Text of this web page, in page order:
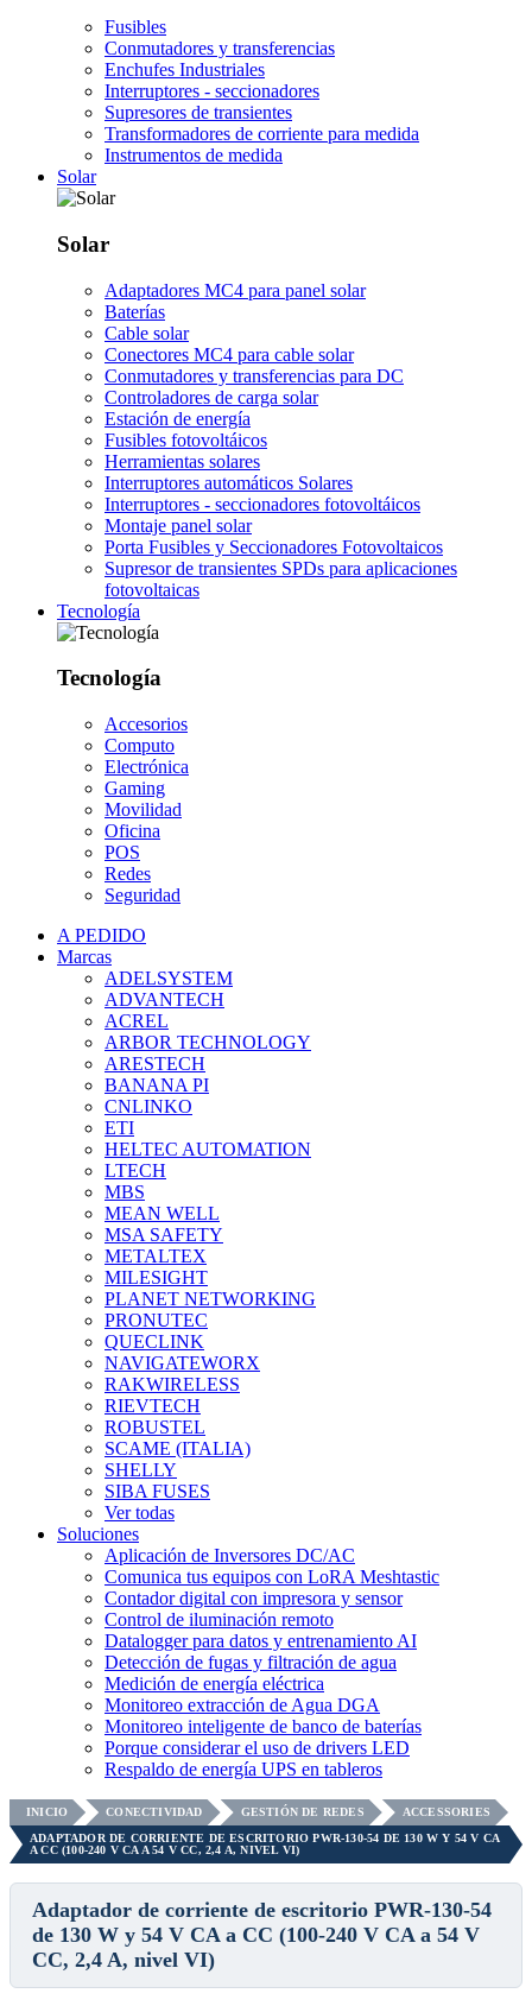
Fusibles
Conmutadores y transferencias
Enchufes Industriales
Interruptores - seccionadores
Supresores de transientes
Transformadores de corriente para medida
Instrumentos de medida
Solar
Solar
Adaptadores MC4 para panel solar
Baterías
Cable solar
Conectores MC4 para cable solar
Conmutadores y transferencias para DC
Controladores de carga solar
Estación de energía
Fusibles fotovoltáicos
Herramientas solares
Interruptores automáticos Solares
Interruptores - seccionadores fotovoltáicos
Montaje panel solar
Porta Fusibles y Seccionadores Fotovoltaicos
Supresor de transientes SPDs para aplicaciones
fotovoltaicas
Tecnología
Tecnología
Accesorios
Computo
Electrónica
Gaming
Movilidad
Oficina
POS
Redes
Seguridad
A PEDIDO
Marcas
ADELSYSTEM
ADVANTECH
ACREL
ARBOR TECHNOLOGY
ARESTECH
BANANA PI
CNLINKO
ETI
HELTEC AUTOMATION
LTECH
MBS
MEAN WELL
MSA SAFETY
METALTEX
MILESIGHT
PLANET NETWORKING
PRONUTEC
QUECLINK
NAVIGATEWORX
RAKWIRELESS
RIEVTECH
ROBUSTEL
SCAME (ITALIA)
SHELLY
SIBA FUSES
Ver todas
Soluciones
Aplicación de Inversores DC/AC
Comunica tus equipos con LoRA Meshtastic
Contador digital con impresora y sensor
Control de iluminación remoto
Datalogger para datos y entrenamiento AI
Detección de fugas y filtración de agua
Medición de energía eléctrica
Monitoreo extracción de Agua DGA
Monitoreo inteligente de banco de baterías
Porque considerar el uso de drivers LED
Respaldo de energía UPS en tableros
INICIO CONECTIVIDAD GESTIÓN DE REDES
ACCESSORIES
ADAPTADOR DE CORRIENTE DE ESCRITORIO PWR-130-54 DE 130 W Y 54 V CA
A CC (100-240 V CA A 54 V CC, 2,4 A, NIVEL VI)
Adaptador de corriente de escritorio PWR-130-54
de 130 W y 54 V CA a CC (100-240 V CA a 54 V
CC, 2,4 A, nivel VI)